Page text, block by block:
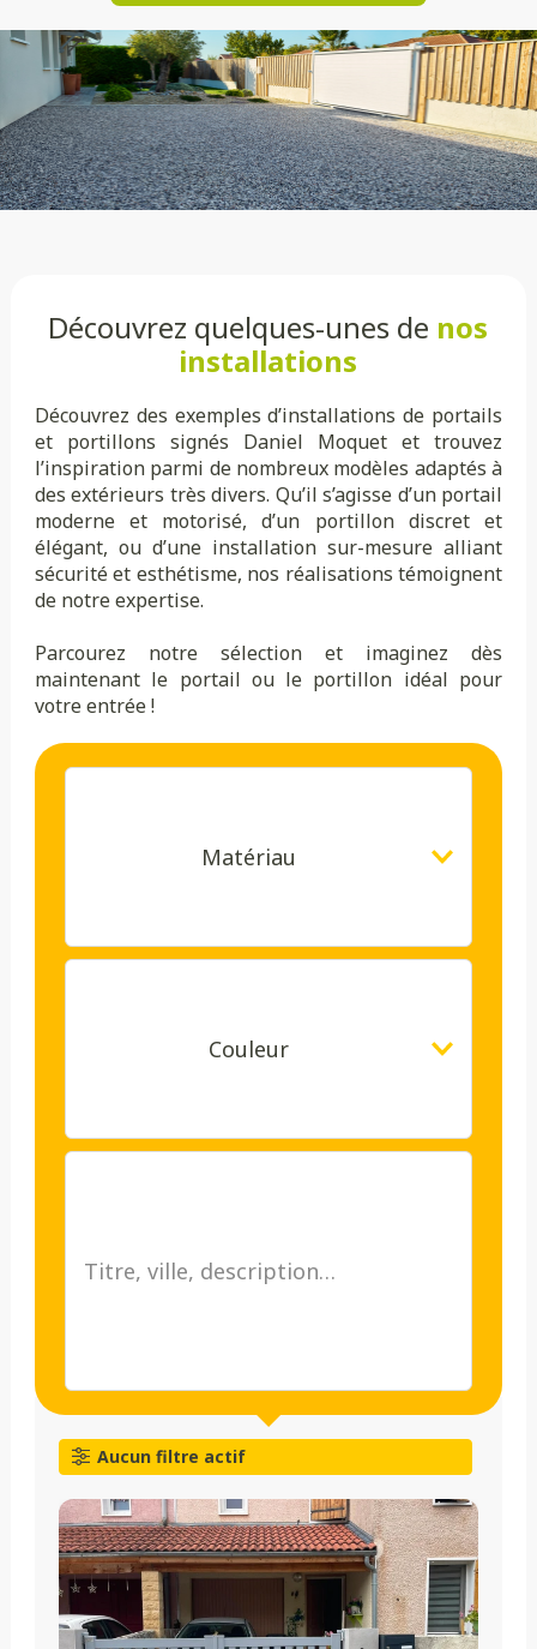
Découvrez quelques-unes de nos
installations
Découvrez des exemples d’installations de portails
et portillons signés Daniel Moquet et trouvez
l’inspiration parmi de nombreux modèles adaptés à
des extérieurs très divers. Qu’il s’agisse d’un portail
moderne et motorisé, d’un portillon discret et
élégant, ou d’une installation sur-mesure alliant
sécurité et esthétisme, nos réalisations témoignent
de notre expertise.
Parcourez notre sélection et imaginez dès
maintenant le portail ou le portillon idéal pour
votre entrée !
Matériau
Couleur
Aucun filtre actif